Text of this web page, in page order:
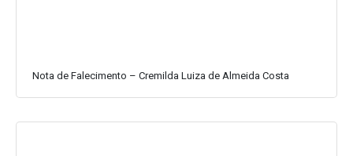
Nota de Falecimento – Cremilda Luiza de Almeida Costa